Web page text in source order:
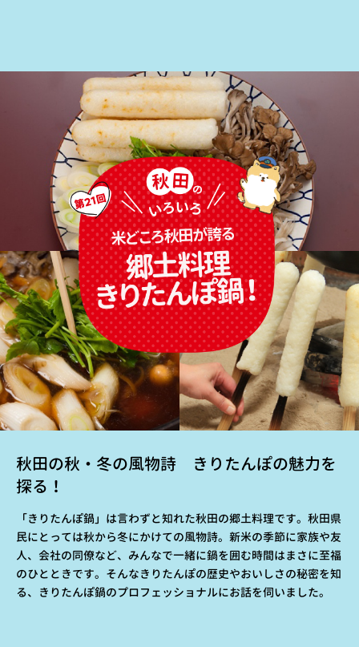
秋田の秋・冬の風物詩 きりたんぽの魅力を
探る！
「きりたんぽ鍋」は言わずと知れた秋田の郷土料理です。秋田県
民にとっては秋から冬にかけての風物詩。新米の季節に家族や友
人、会社の同僚など、みんなで一緒に鍋を囲む時間はまさに至福
のひとときです。そんなきりたんぽの歴史やおいしさの秘密を知
る、きりたんぽ鍋のプロフェッショナルにお話を伺いました。